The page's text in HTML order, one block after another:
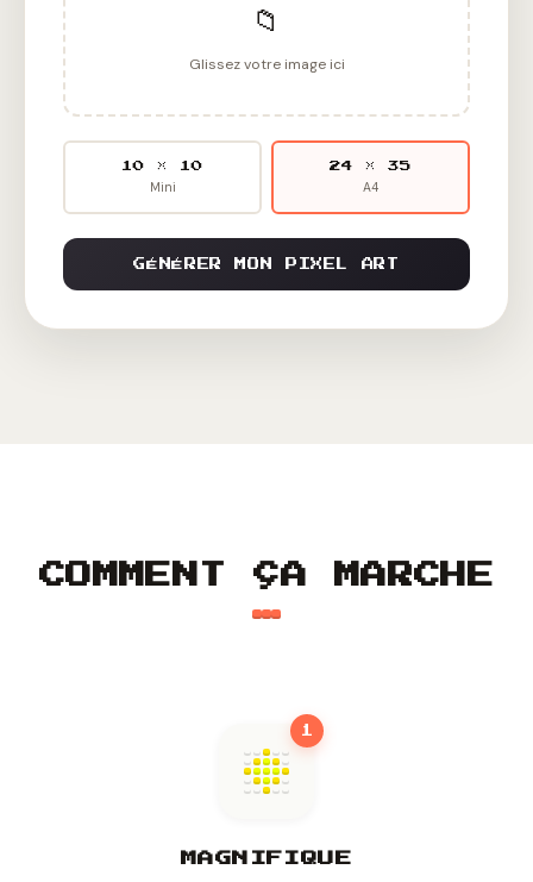
📁
Glissez votre image ici
10 × 10
Mini
24 × 35
A4
GÉNÉRER MON PIXEL ART
COMMENT ÇA MARCHE
1
MAGNIFIQUE